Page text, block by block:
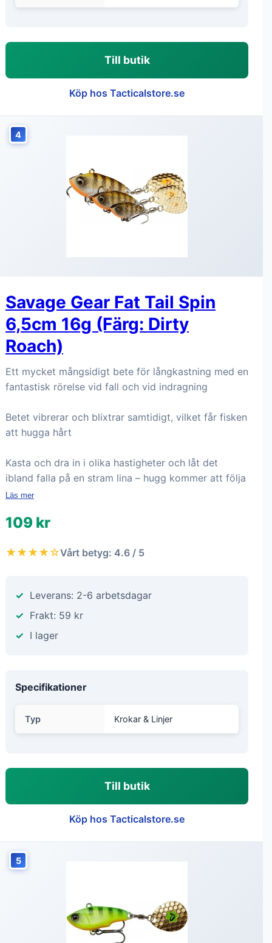
Till butik
Köp hos Tacticalstore.se
4
Savage Gear Fat Tail Spin
6,5cm 16g (Färg: Dirty
Roach)
Ett mycket mångsidigt bete för långkastning med en
fantastisk rörelse vid fall och vid indragning
Betet vibrerar och blixtrar samtidigt, vilket får fisken
att hugga hårt
Kasta och dra in i olika hastigheter och låt det
ibland falla på en stram lina – hugg kommer att följa
Läs mer
109 kr
★★★★☆Vårt betyg: 4.6 / 5
Leverans: 2-6 arbetsdagar
Frakt: 59 kr
I lager
Specifikationer
Typ Krokar & Linjer
Till butik
Köp hos Tacticalstore.se
5